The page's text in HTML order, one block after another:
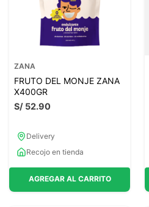
ZANA
FRUTO DEL MONJE ZANA
X400GR
S/ 52.90
Delivery
Recojo en tienda
AGREGAR AL CARRITO